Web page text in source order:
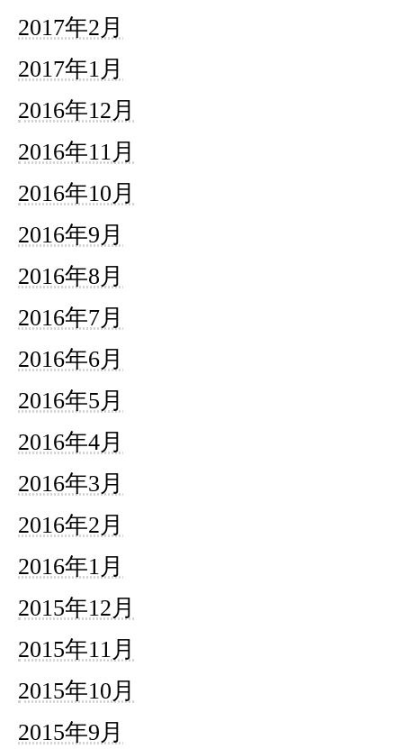
2017年2月
2017年1月
2016年12月
2016年11月
2016年10月
2016年9月
2016年8月
2016年7月
2016年6月
2016年5月
2016年4月
2016年3月
2016年2月
2016年1月
2015年12月
2015年11月
2015年10月
2015年9月